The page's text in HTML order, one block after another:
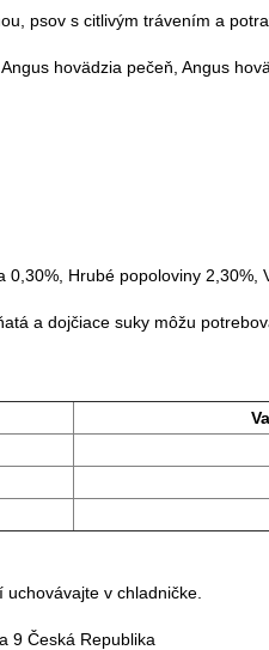
psov s citlivým trávením a
hovädzia pečeň, Angus
0,30%, Hrubé popoloviny 2,30%,
a dojčiace suky môžu
v chladničke.
9 Česká Republika